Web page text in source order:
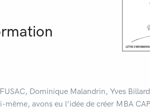
Dominique Malandrin, Yves
avons eu l’idée de créer MBA